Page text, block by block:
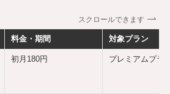
スクロールできます
料金・期間 対象プラン
初月180円 プレミアムプラ